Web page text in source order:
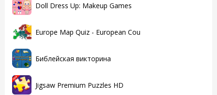
Doll Dress Up: Makeup Games
Europe Map Quiz - European Cou
Библейская викторина
Jigsaw Premium Puzzles HD